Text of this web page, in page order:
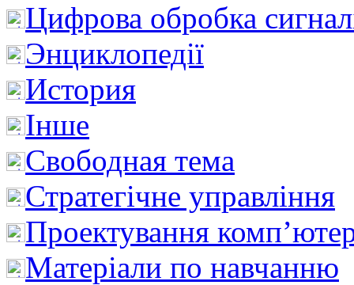
Цифрова обробка
Энциклопедії
История
Інше
Свободная тема
Стратегічне управління
Проектування
Матеріали по навчанню